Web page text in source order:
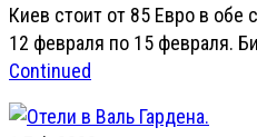
Киев стоит от 85 Евро в обе
12 февраля по 15 февраля.
Continued